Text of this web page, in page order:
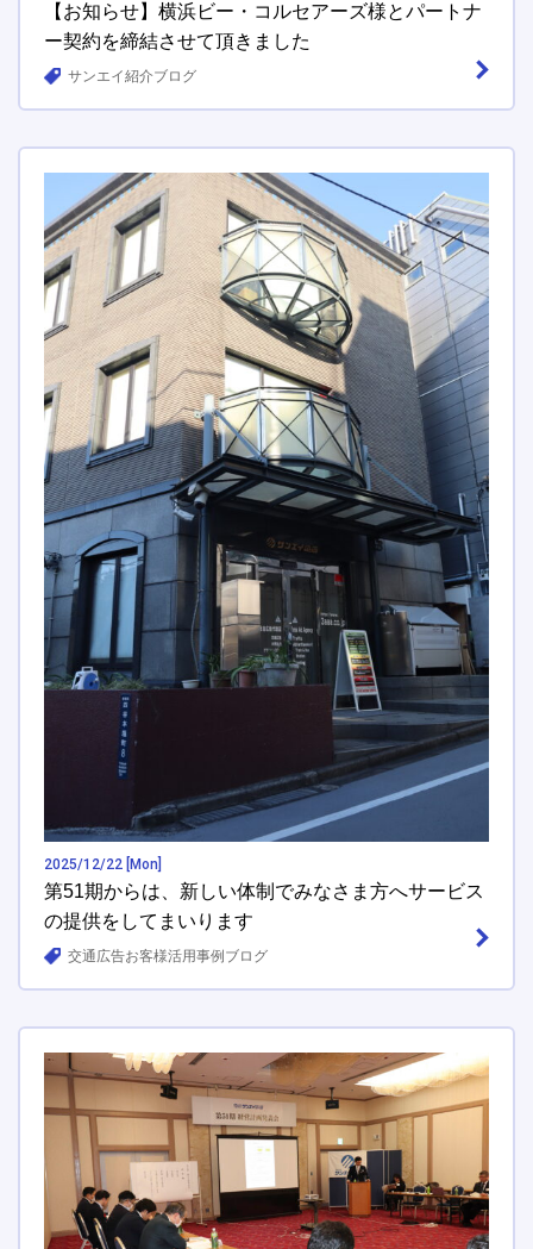
【お知らせ】横浜ビー・コルセアーズ様とパートナ
ー契約を締結させて頂きました
サンエイ紹介ブログ
2025/12/22 [Mon]
第51期からは、新しい体制でみなさま方へサービス
の提供をしてまいります
交通広告お客様活用事例ブログ